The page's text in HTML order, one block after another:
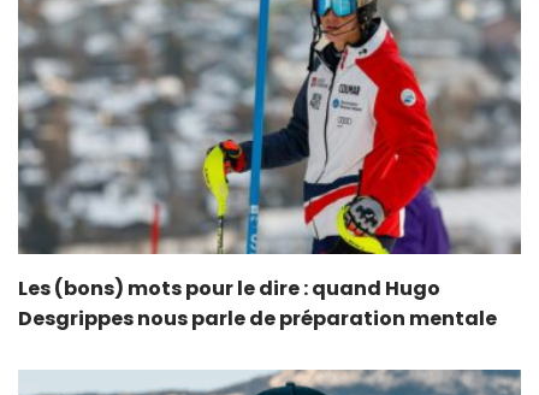
Les (bons) mots pour le dire : quand Hugo
Desgrippes nous parle de préparation mentale